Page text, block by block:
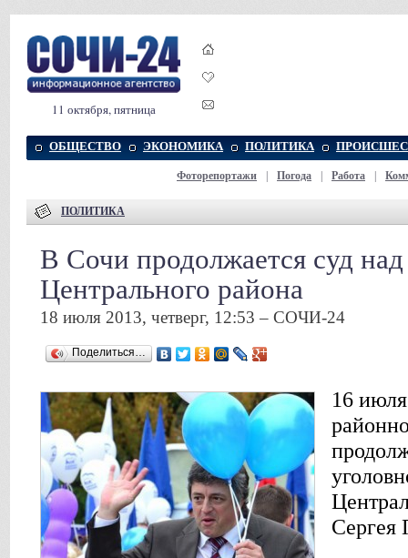
11 октября, пятница
ОБЩЕСТВО ЭКОНОМИКА ПОЛИТИКА
Фоторепортажи Погода Работа
ПОЛИТИКА
В Сочи продолжается суд над
Центрального района
18 июля 2013, четверг, 12:53 – СОЧИ-24
Поделиться…
16
Сергея